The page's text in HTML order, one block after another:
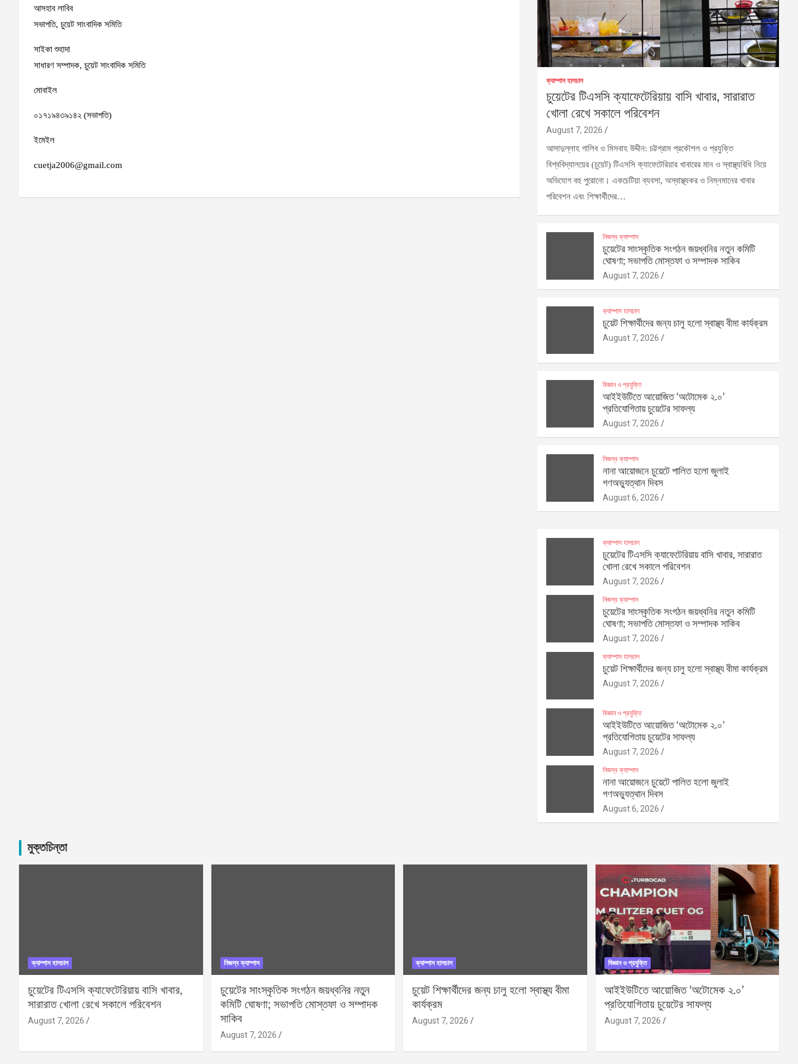
আসহাব লাবিব
সভাপতি, চুয়েট সাংবাদিক সমিতি
সাইকা শুহাদা
সাধারণ সম্পাদক, চুয়েট সাংবাদিক সমিতি
মোবাইল
০১৭১৯৪৩৯১৪২ (সভাপতি)
ইমেইল
cuetja2006@gmail.com
ক্যাম্পাস হালচাল
চুয়েটের টিএসসি ক্যাফেটেরিয়ায় বাসি খাবার, সারারাত
খোলা রেখে সকালে পরিবেশন
August 7, 2026
আসাদুল্লাহ গালিব ও মিসবাহ উদ্দীন: চট্টগ্রাম প্রকৌশল ও প্রযুক্তি
বিশ্ববিদ্যালয়ের (চুয়েট) টিএসসি ক্যাফেটেরিয়ার খাবারের মান ও স্বাস্থ্যবিধি নিয়ে
অভিযোগ বহু পুরোনো। একচেটিয়া ব্যবসা, অস্বাস্থ্যকর ও নিম্নমানের খাবার
পরিবেশন এবং শিক্ষার্থীদের…
নিজস্ব ক্যাম্পাস
চুয়েটের সাংস্কৃতিক সংগঠন জয়ধ্বনির নতুন কমিটি
ঘোষণা; সভাপতি মোস্তফা ও সম্পাদক সাকিব
August 7, 2026
ক্যাম্পাস হালচাল
চুয়েট শিক্ষার্থীদের জন্য চালু হলো স্বাস্থ্য বীমা কার্যক্রম
August 7, 2026
বিজ্ঞান ও প্রযুক্তি
আইইউটিতে আয়োজিত ‘অটোমেক ২.০’
প্রতিযোগিতায় চুয়েটের সাফল্য
August 7, 2026
নিজস্ব ক্যাম্পাস
নানা আয়োজনে চুয়েটে পালিত হলো জুলাই
গণঅভ্যুত্থান দিবস
August 6, 2026
ক্যাম্পাস হালচাল
চুয়েটের টিএসসি ক্যাফেটেরিয়ায় বাসি খাবার, সারারাত
খোলা রেখে সকালে পরিবেশন
August 7, 2026
নিজস্ব ক্যাম্পাস
চুয়েটের সাংস্কৃতিক সংগঠন জয়ধ্বনির নতুন কমিটি
ঘোষণা; সভাপতি মোস্তফা ও সম্পাদক সাকিব
August 7, 2026
ক্যাম্পাস হালচাল
চুয়েট শিক্ষার্থীদের জন্য চালু হলো স্বাস্থ্য বীমা কার্যক্রম
August 7, 2026
বিজ্ঞান ও প্রযুক্তি
আইইউটিতে আয়োজিত ‘অটোমেক ২.০’
প্রতিযোগিতায় চুয়েটের সাফল্য
August 7, 2026
নিজস্ব ক্যাম্পাস
নানা আয়োজনে চুয়েটে পালিত হলো জুলাই
গণঅভ্যুত্থান দিবস
August 6, 2026
মুক্তচিন্তা
ক্যাম্পাস হালচাল
চুয়েটের টিএসসি ক্যাফেটেরিয়ায় বাসি খাবার,
সারারাত খোলা রেখে সকালে পরিবেশন
August 7, 2026
নিজস্ব ক্যাম্পাস
চুয়েটের সাংস্কৃতিক সংগঠন জয়ধ্বনির নতুন
কমিটি ঘোষণা; সভাপতি মোস্তফা ও সম্পাদক
সাকিব
August 7, 2026
ক্যাম্পাস হালচাল
চুয়েট শিক্ষার্থীদের জন্য চালু হলো স্বাস্থ্য বীমা
কার্যক্রম
August 7, 2026
বিজ্ঞান ও প্রযুক্তি
আইইউটিতে আয়োজিত ‘অটোমেক ২.০’
প্রতিযোগিতায় চুয়েটের সাফল্য
August 7, 2026